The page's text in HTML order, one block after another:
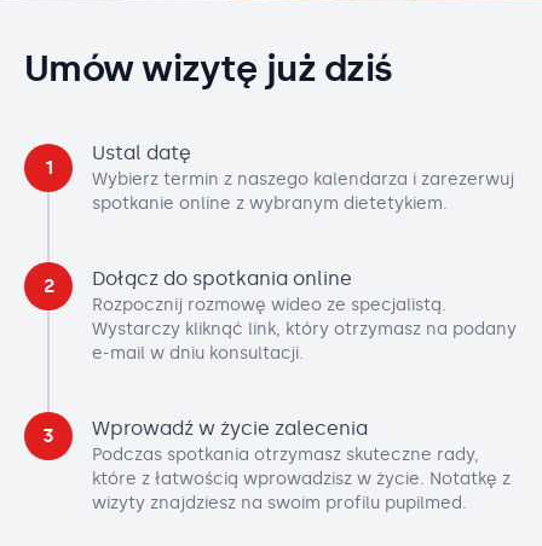
Umów wizytę już dziś
1
Ustal datę
Wybierz termin z naszego kalendarza i zarezerwuj
spotkanie online z wybranym dietetykiem.
2 Dołącz do spotkania online
Rozpocznij rozmowę wideo ze specjalistą.
Wystarczy kliknąć link, który otrzymasz na podany
e-mail w dniu konsultacji.
3 Wprowadź w życie zalecenia
Podczas spotkania otrzymasz skuteczne rady,
które z łatwością wprowadzisz w życie. Notatkę z
wizyty znajdziesz na swoim profilu pupilmed.